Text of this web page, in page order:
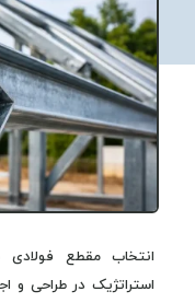
انتخاب مقطع فولادی
استراتژیک در طراحی و